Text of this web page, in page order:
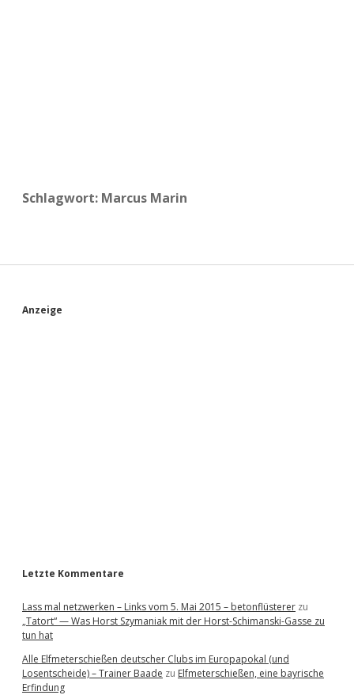
Schlagwort: Marcus Marin
S
Anzeige
Letzte Kommentare
Lass mal netzwerken – Links vom 5. Mai 2015 – betonflüsterer zu
„Tatort“ — Was Horst Szymaniak mit der Horst-Schimanski-Gasse zu
tun hat
Alle Elfmeterschießen deutscher Clubs im Europapokal (und
Losentscheide) – Trainer Baade zu Elfmeterschießen, eine bayrische
Erfindung